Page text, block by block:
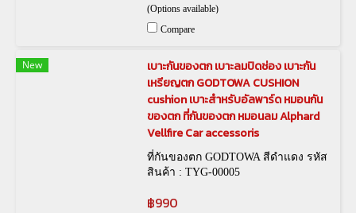
(Options available)
Compare
New
เบาะกันของตก เบาะลมปิดช่อง เบาะกัน
เหรียญตก GODTOWA CUSHION
cushion เบาะสำหรับอัลพาร์ด หมอนกัน
ของตก ที่กันของตก หมอนลม Alphard
Vellfire Car accessoris
ที่กันของตก GODTOWA สีดำแดง รหัส
สินค้า : TYG-00005
฿990